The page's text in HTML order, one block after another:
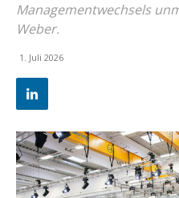
Managementwechsels
Weber.
1. Juli 2026